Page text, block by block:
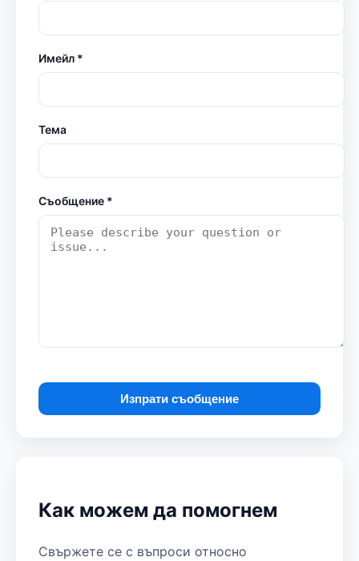
Имейл *
Тема
Съобщение *
Изпрати съобщение
Как можем да помогнем
Свържете се с въпроси относно